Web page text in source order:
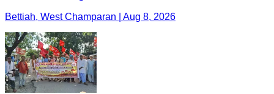
Bettiah, West Champaran | Aug 8, 2026